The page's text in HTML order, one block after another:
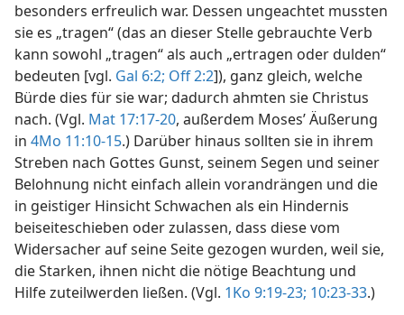
besonders erfreulich war. Dessen ungeachtet mussten
sie es „tragen“ (das an dieser Stelle gebrauchte Verb
kann sowohl „tragen“ als auch „ertragen oder dulden“
bedeuten [vgl. Gal 6:2; Off 2:2]), ganz gleich, welche
Bürde dies für sie war; dadurch ahmten sie Christus
nach. (Vgl. Mat 17:17-20, außerdem Moses’ Äußerung
in 4Mo 11:10-15.) Darüber hinaus sollten sie in ihrem
Streben nach Gottes Gunst, seinem Segen und seiner
Belohnung nicht einfach allein vorandrängen und die
in geistiger Hinsicht Schwachen als ein Hindernis
beiseiteschieben oder zulassen, dass diese vom
Widersacher auf seine Seite gezogen wurden, weil sie,
die Starken, ihnen nicht die nötige Beachtung und
Hilfe zuteilwerden ließen. (Vgl. 1Ko 9:19-23; 10:23-33.)